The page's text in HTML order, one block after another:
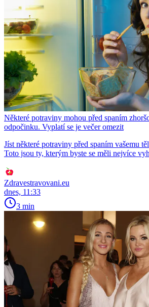
Některé potraviny mohou před spaním
odpočinku. Vyplatí se je večer omezit
Jíst některé potraviny před spaním vašemu
Toto jsou ty, kterým byste se měli nejvíce
Zdravestravovani.eu
dnes, 11:33
3 min